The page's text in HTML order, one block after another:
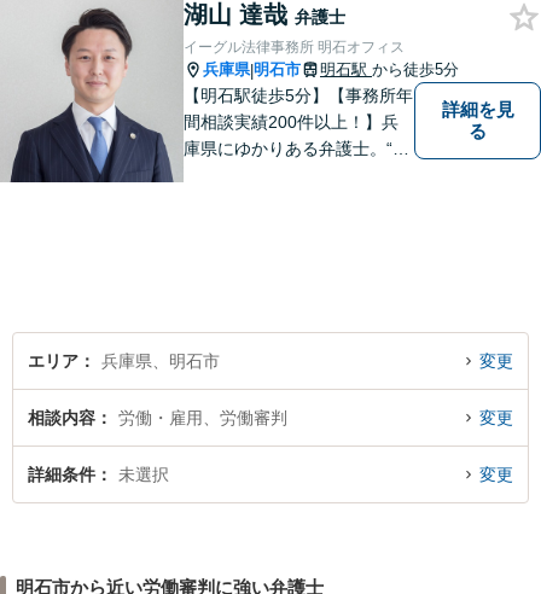
湖山 達哉 弁護士
イーグル法律事務所 明石オフィス
兵庫県|明石市 明石駅 から徒歩5分
【明石駅徒歩5分】【事務所年
間相談実績200件以上！】兵
庫県にゆかりある弁護士。“プ
詳細を見
る
エリア 兵庫県、明石市 変更
相談内容 労働・雇用、労働審判 変更
詳細条件 未選択 変更
明石市から近い労働審判に強い弁護士